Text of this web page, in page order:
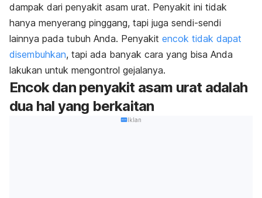
dampak dari penyakit asam urat. Penyakit ini tidak
hanya menyerang pinggang, tapi juga sendi-sendi
lainnya pada tubuh Anda. Penyakit encok tidak dapat
disembuhkan, tapi ada banyak cara yang bisa Anda
lakukan untuk mengontrol gejalanya.
Encok dan penyakit asam urat adalah
dua hal yang berkaitan
Iklan